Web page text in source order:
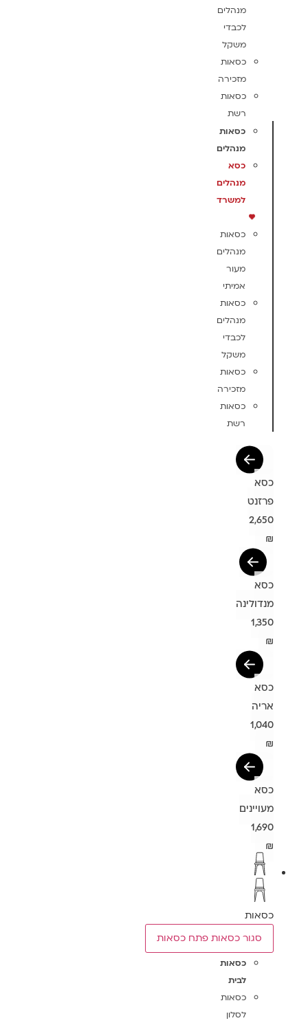
מנהלים
לכבדי
משקל
כסאות
מזכירה
כסאות
רשת
כסאות
מנהלים
כסא
מנהלים
למשרד
כסאות
מנהלים
מעור
אמיתי
כסאות
מנהלים
לכבדי
משקל
כסאות
מזכירה
כסאות
רשת
כסא
פרזנט
2,650
₪
כסא
מנדולינה
1,350
₪
כסא
אריה
1,040
₪
כסא
מעויינים
1,690
₪
כסאות
סגור כסאות פתח כסאות
כסאות
לבית
כסאות
לסלון